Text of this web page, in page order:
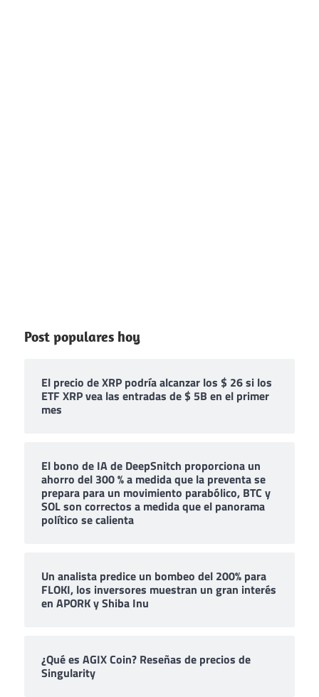
Post populares hoy
El precio de XRP podría alcanzar los $ 26 si los
ETF XRP vea las entradas de $ 5B en el primer
mes
El bono de IA de DeepSnitch proporciona un
ahorro del 300 % a medida que la preventa se
prepara para un movimiento parabólico, BTC y
SOL son correctos a medida que el panorama
político se calienta
Un analista predice un bombeo del 200% para
FLOKI, los inversores muestran un gran interés
en APORK y Shiba Inu
¿Qué es AGIX Coin? Reseñas de precios de
Singularity